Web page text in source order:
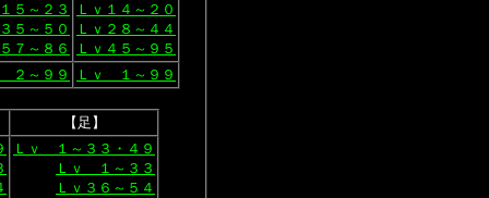
５～２３
５～５０
７～８６
Ｌｖ１４～２０
Ｌｖ２８～４４
Ｌｖ４５～９５
２～９９ Ｌｖ １～９９
【足】
Ｌｖ １～３３・４９
Ｌｖ １～３３
Ｌｖ３６～５４